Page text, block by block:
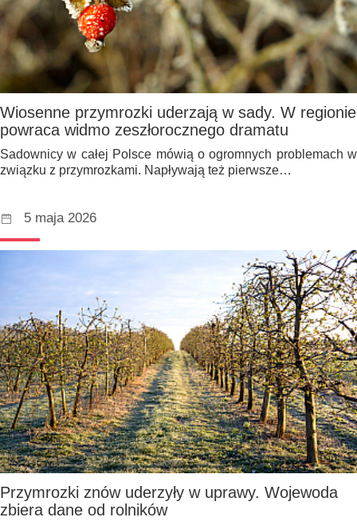
Wiosenne przymrozki uderzają w sady. W regionie
powraca widmo zeszłorocznego dramatu
Sadownicy w całej Polsce mówią o ogromnych problemach w
związku z przymrozkami. Napływają też pierwsze…
5 maja 2026
Przymrozki znów uderzyły w uprawy. Wojewoda
zbiera dane od rolników